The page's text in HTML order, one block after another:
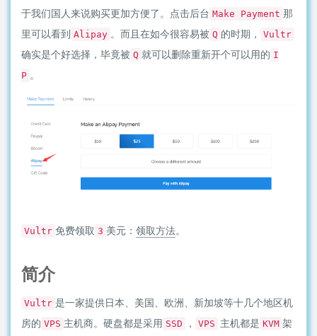
于我们国人来说购买更加方便了。点击后台 Make Payment 那
里可以看到 Alipay 。而且在如今很容易被 Q 的时期， Vultr
确实是个好选择，毕竟被 Q 就可以删除重新开个可以用的 I
P 。
Vultr 免费领取 3 美元： 领取方法。
简介
Vultr 是一家提供日本、美国、欧洲、新加坡等十几个地区机
房的 VPS 主机商。硬盘都是采用 SSD ， VPS 主机都是 KVM 架